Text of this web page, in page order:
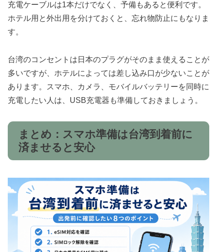
充電ケーブルは1本だけでなく、予備もあると便利です。
ホテル用と外出用を分けておくと、忘れ物防止にもなりま
す。
台湾のコンセントは日本のプラグがそのまま使えることが
多いですが、ホテルによっては差し込み口が少ないことが
あります。スマホ、カメラ、モバイルバッテリーを同時に
充電したい人は、USB充電器も準備しておきましょう。
まとめ：スマホ準備は台湾到着前に
済ませると安心